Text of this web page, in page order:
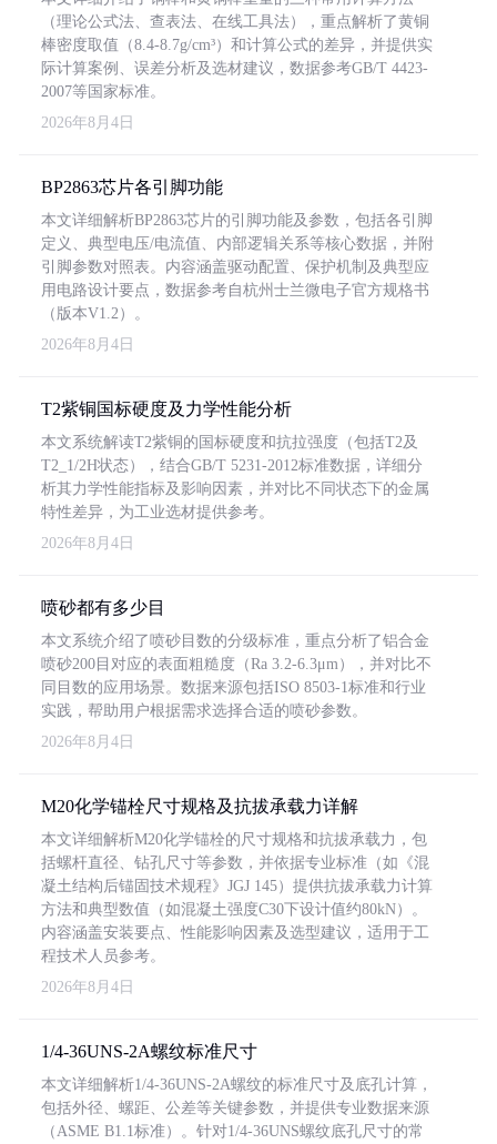
（理论公式法、查表法、在线工具法），重点解析了黄铜
棒密度取值（8.4-8.7g/cm³）和计算公式的差异，并提供实
际计算案例、误差分析及选材建议，数据参考GB/T 4423-
2007等国家标准。
2026年8月4日
BP2863芯片各引脚功能
本文详细解析BP2863芯片的引脚功能及参数，包括各引脚
定义、典型电压/电流值、内部逻辑关系等核心数据，并附
引脚参数对照表。内容涵盖驱动配置、保护机制及典型应
用电路设计要点，数据参考自杭州士兰微电子官方规格书
（版本V1.2）。
2026年8月4日
T2紫铜国标硬度及力学性能分析
本文系统解读T2紫铜的国标硬度和抗拉强度（包括T2及
T2_1/2H状态），结合GB/T 5231-2012标准数据，详细分
析其力学性能指标及影响因素，并对比不同状态下的金属
特性差异，为工业选材提供参考。
2026年8月4日
喷砂都有多少目
本文系统介绍了喷砂目数的分级标准，重点分析了铝合金
喷砂200目对应的表面粗糙度（Ra 3.2-6.3μm），并对比不
同目数的应用场景。数据来源包括ISO 8503-1标准和行业
实践，帮助用户根据需求选择合适的喷砂参数。
2026年8月4日
M20化学锚栓尺寸规格及抗拔承载力详解
本文详细解析M20化学锚栓的尺寸规格和抗拔承载力，包
括螺杆直径、钻孔尺寸等参数，并依据专业标准（如《混
凝土结构后锚固技术规程》JGJ 145）提供抗拔承载力计算
方法和典型数值（如混凝土强度C30下设计值约80kN）。
内容涵盖安装要点、性能影响因素及选型建议，适用于工
程技术人员参考。
2026年8月4日
1/4-36UNS-2A螺纹标准尺寸
本文详细解析1/4-36UNS-2A螺纹的标准尺寸及底孔计算，
包括外径、螺距、公差等关键参数，并提供专业数据来源
（ASME B1.1标准）。针对1/4-36UNS螺纹底孔尺寸的常